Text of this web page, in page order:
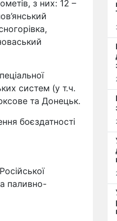
з них: 12 –
систем (у т.ч.
та Донецьк.
боєздатності
паливно-